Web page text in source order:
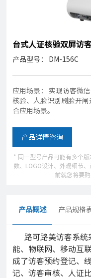
台式人证核验双屏访
产品型号： DM-156C
应用场景： 实现访客微
核验、人脸识别刷脸开
合应用场景。
产品详情咨询
* 同一型号产品可能有多个
数、LOGO设计、外观细节
前就您将要
产品概述 产品规格
路可路美访客系统
能、物联网、移动互
成了访客预约登记、
记、访客审核、人证